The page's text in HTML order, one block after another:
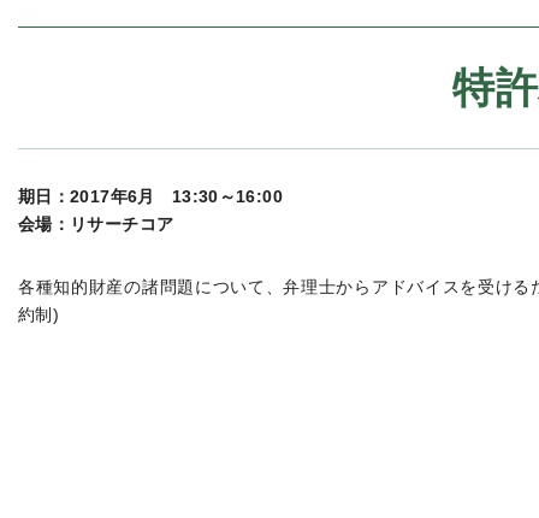
特
期日：2017年6月 13:30～16:00
会場：リサーチコア
各種知的財産の諸問題について、弁理士からアドバイスを受け
約制)